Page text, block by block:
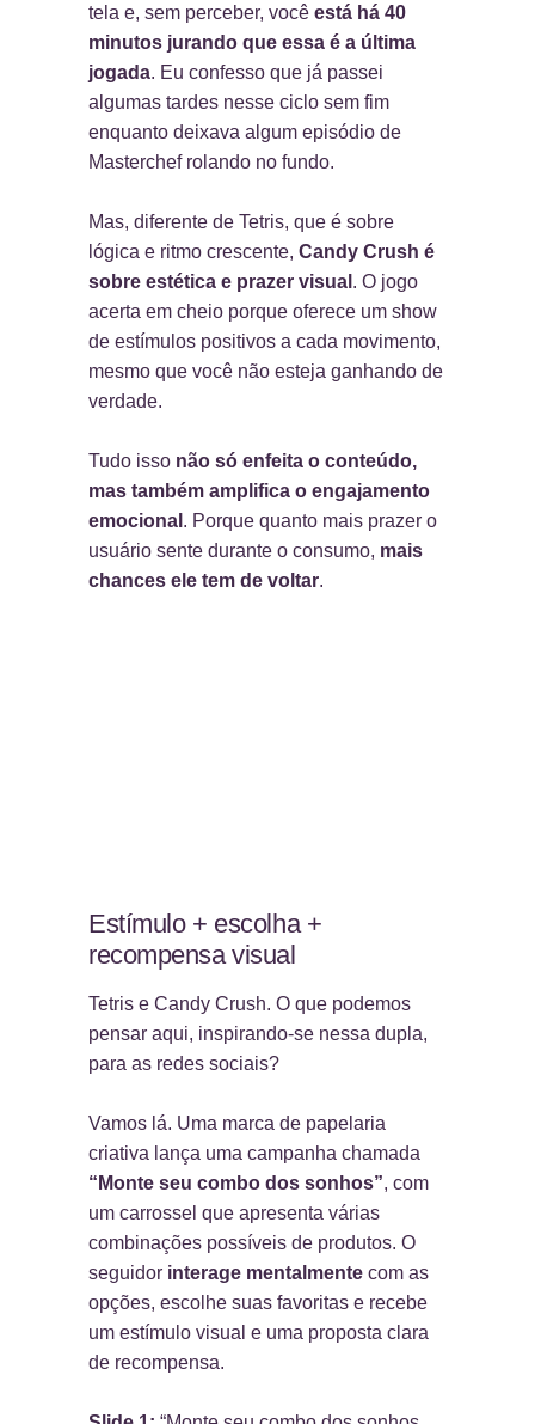
tela e, sem perceber, você está há 40
minutos jurando que essa é a última
jogada. Eu confesso que já passei
algumas tardes nesse ciclo sem fim
enquanto deixava algum episódio de
Masterchef rolando no fundo.
Mas, diferente de Tetris, que é sobre
lógica e ritmo crescente, Candy Crush é
sobre estética e prazer visual . O jogo
acerta em cheio porque oferece um show
de estímulos positivos a cada movimento,
mesmo que você não esteja ganhando de
verdade.
Tudo isso não só enfeita o conteúdo,
mas também amplifica o engajamento
emocional . Porque quanto mais prazer o
usuário sente durante o consumo, mais
chances ele tem de voltar.
Estímulo + escolha +
recompensa visual
Tetris e Candy Crush. O que podemos
pensar aqui, inspirando-se nessa dupla,
para as redes sociais?
Vamos lá. Uma marca de papelaria
criativa lança uma campanha chamada
“Monte seu combo dos sonhos”, com
um carrossel que apresenta várias
combinações possíveis de produtos. O
seguidor interage mentalmente com as
opções, escolhe suas favoritas e recebe
um estímulo visual e uma proposta clara
de recompensa.